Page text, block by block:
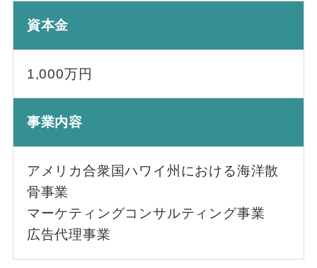
資本金
1,000万円
事業内容
アメリカ合衆国ハワイ州における海洋散
骨事業
マーケティングコンサルティング事業
広告代理事業